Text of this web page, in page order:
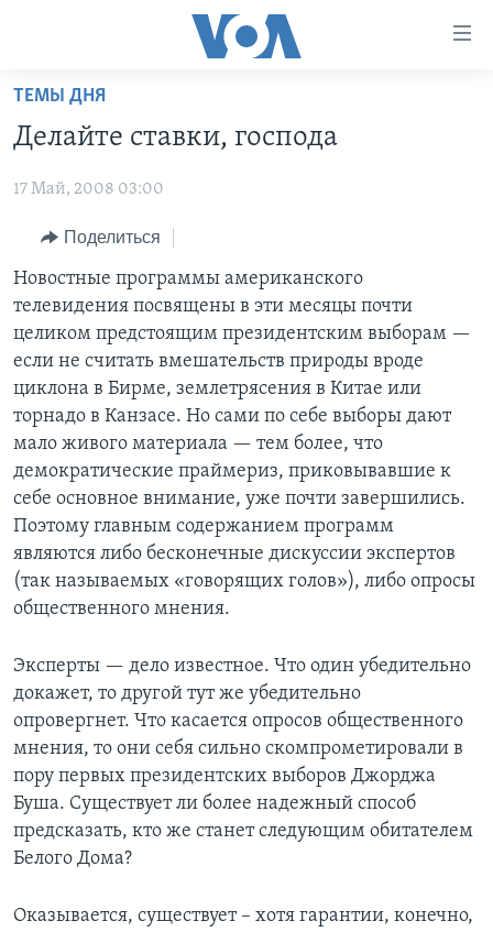
Перейти
основной
Перейти
навигации
Перейти
поиск
ПРОГРАММЫ
АМЕРИКА
НОВОСТИ ЗА МИНУТУ
ИТОГИ
ПОЧЕМУ ЭТО ВАЖНО?
ДИСКУССИЯ VOA
ДЕТАЛИ
АМЕРИКА. БОЛЬШОЕ ПУТЕШЕСТВИЕ
ПРОЕКТЫ
УЧИМ АНГЛИЙСКИЙ
НАША АМЕРИКАНСКАЯ ИСТОРИЯ
А КАК В АМЕРИКЕ?
АРТЕФАКТЫ
АМЕРИКАНСКИЕ ГОРОДКИ
ЭКСПЕРТИЗА
ИНТЕРВЬЮ
ФАКТЫ ПРОТИВ ФЕЙКОВ
ЗА СВОБОДУ ПРЕССЫ
УЧИМ АНГЛИЙСКИЙ
ВИДЕО
ПОДПИСКА НА НОВОСТИ
Learning English
СОЦИАЛЬНЫЕ СЕТИ
Языки
ТЕМЫ ДНЯ
Делайте ставки, господа
17 Май, 2008 03:00
Поделиться
Новостные программы американского
телевидения посвящены в эти месяцы почти
целиком предстоящим президентским выборам —
если не считать вмешательств природы вроде
циклона в Бирме, землетрясения в Китае или
торнадо в Канзасе. Но сами по себе выборы дают
мало живого материала — тем более, что
демократические праймериз, приковывавшие к
себе основное внимание, уже почти завершились.
Поэтому главным содержанием программ
являются либо бесконечные дискуссии экспертов
(так называемых «говорящих голов»), либо опросы
общественного мнения.
Эксперты — дело известное. Что один убедительно
докажет, то другой тут же убедительно
опровергнет. Что касается опросов общественного
мнения, то они себя сильно скомпрометировали в
пору первых президентских выборов Джорджа
Буша. Существует ли более надежный способ
предсказать, кто же станет следующим обитателем
Белого Дома?
Оказывается, существует – хотя гарантии, конечно,